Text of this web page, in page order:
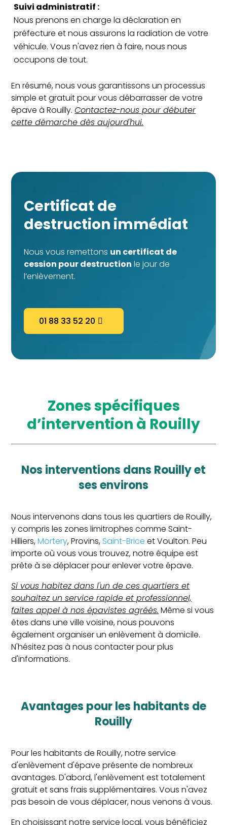
Suivi administratif :
Nous prenons en charge la déclaration en
préfecture et nous assurons la radiation de votre
véhicule. Vous n'avez rien à faire, nous nous
occupons de tout.
En résumé, nous vous garantissons un processus
simple et gratuit pour vous débarrasser de votre
épave à Rouilly.Contactez-nous pour débuter
cette démarche dès aujourd'hui.
Certificat de
destruction immédiat
Nous vous remettons un certificat de
cession pour destruction le jour de
l’enlèvement.
01 88 33 52 20
Zones spécifiques
d’intervention à Rouilly
Nos interventions dans Rouilly et
ses environs
Nous intervenons dans tous les quartiers de Rouilly,
y compris les zones limitrophes comme Saint-
Hilliers,Mortery, Provins, Saint-Brice et Voulton. Peu
importe où vous vous trouvez, notre équipe est
prête à se déplacer pour enlever votre épave.
Si vous habitez dans l'un de ces quartiers et
souhaitez un service rapide et professionnel,
faites appel à nos épavistes agréés. Même si vous
êtes dans une ville voisine, nous pouvons
également organiser un enlèvement à domicile.
N'hésitez pas à nous contacter pour plus
d'informations.
Avantages pour les habitants de
Rouilly
Pour les habitants de Rouilly, notre service
d'enlèvement d'épave présente de nombreux
avantages. D'abord, l'enlèvement est totalement
gratuit et sans frais supplémentaires. Vous n'avez
pas besoin de vous déplacer, nous venons à vous.
En choisissant notre service local, vous bénéficiez